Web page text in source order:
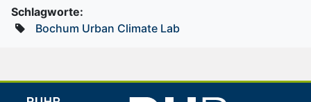
Schlagworte:
Bochum Urban Climate Lab